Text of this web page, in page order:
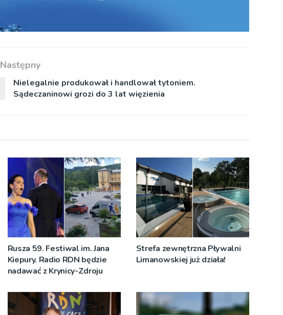
Następny
Nielegalnie produkował i handlował tytoniem.
Sądeczaninowi grozi do 3 lat więzienia
Rusza 59. Festiwal im. Jana
Kiepury. Radio RDN będzie
nadawać z Krynicy-Zdroju
Strefa zewnętrzna Pływalni
Limanowskiej już działa!